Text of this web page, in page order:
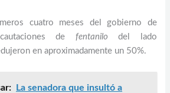
cuatro meses del gobierno de
de fentanilo del lado
en aproximadamente un 50%.
La senadora que insultó a